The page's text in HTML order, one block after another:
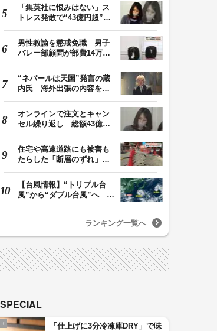
「集英社に恨みはない」ス
トレス発散で“43億円超”の
男性教諭を懲戒免職 男子
バレー部顧問が部費14万円
“ネパールは天国”発言の蔵
内氏 海外出張の内容を説
オンラインで注文とキャン
セル繰り返し 総額43億円
住宅や高速道路にも被害も
たらした「断層のずれ」
【台風情報】“トリプル台
風”から“ダブル台風”へ 13
ランキング一覧へ
SPECIAL
「仕上げに3分冷凍庫DRY」で味